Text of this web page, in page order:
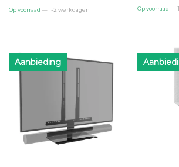
Op voorraad — 1-2 werkdagen Op voorraad —
Aanbieding